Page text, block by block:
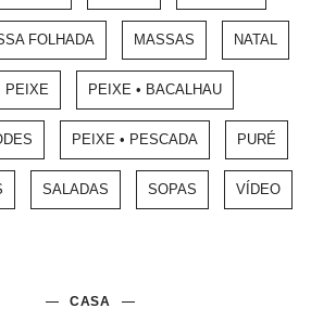
FOLHADA MASSAS NATAL
PEIXE PEIXE • BACALHAU
PEIXE • PESCADA PURÉ
SALADAS SOPAS VÍDEO
CASA